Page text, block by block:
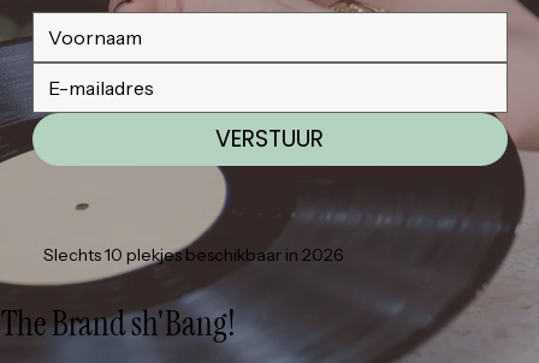
VERSTUUR
Slechts 10 plekjes beschikbaar in 2026
The Brand sh'Bang!